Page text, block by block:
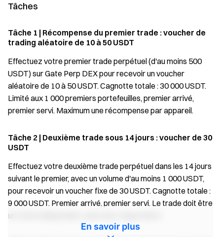
Tâches
Tâche 1 | Récompense du premier trade : voucher de
trading aléatoire de 10 à 50 USDT
Effectuez votre premier trade perpétuel (d'au moins 500
USDT) sur Gate Perp DEX pour recevoir un voucher
aléatoire de 10 à 50 USDT. Cagnotte totale : 30 000 USDT.
Limité aux 1 000 premiers portefeuilles, premier arrivé,
premier servi. Maximum une récompense par appareil.
Tâche 2 | Deuxième trade sous 14 jours : voucher de 30
USDT
Effectuez votre deuxième trade perpétuel dans les 14 jours
suivant le premier, avec un volume d'au moins 1 000 USDT,
pour recevoir un voucher fixe de 30 USDT. Cagnotte totale :
9 000 USDT. Premier arrivé, premier servi. Le trade doit être
un ordre indépendant, sans auto-négociation.
En savoir plus